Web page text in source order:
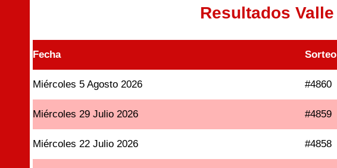
Resultados Valle
Fecha Sorteo
Miércoles 5 Agosto 2026 #4860
Miércoles 29 Julio 2026 #4859
Miércoles 22 Julio 2026 #4858